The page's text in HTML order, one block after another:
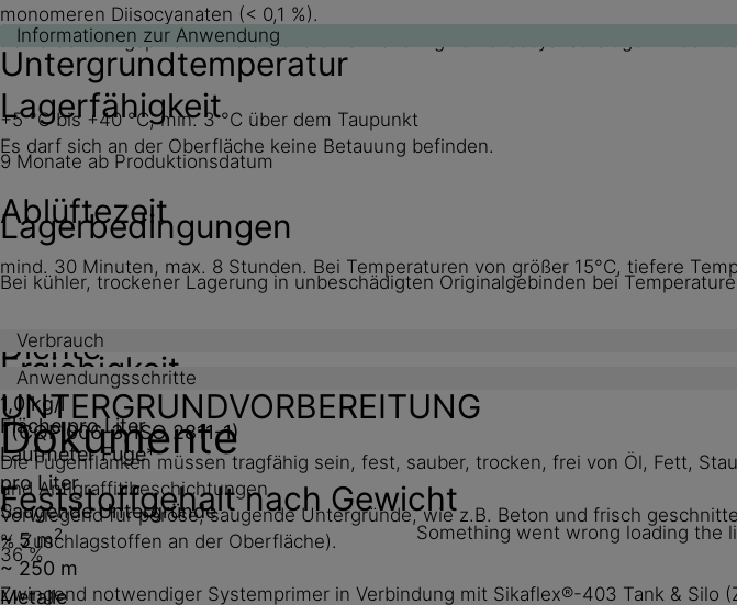
monomeren Diisocyanaten (< 0,1 %).
Keine Schulungspflicht für die sichere Verwendung von diisocyanathaltigen
Lagerfähigkeit
9 Monate ab Produktionsdatum
Lagerbedingungen
Bei kühler, trockener Lagerung in unbeschädigten Originalgebinden bei
Dichte
1,0 kg/l
(CQP 006-3, ISO 2811-1)
Feststoffgehalt nach Gewicht
36 %
Informationen zur Anwendung
Untergrundtemperatur
+5 °C bis +40 °C, min. 3 °C über dem Taupunkt
Es darf sich an der Oberfläche keine Betauung befinden.
Ablüftezeit
mind. 30 Minuten, max. 8 Stunden. Bei Temperaturen von größer 15°C, tiefere
Verbrauch
Ergiebigkeit
Fläche pro Liter
Laufmeter Fuge*
pro Liter
Saugende Untergründe
~ 5 m2
~ 250 m
Metalle
Anwendungsschritte
UNTERGRUNDVORBEREITUNG
Die Fugenflanken müssen tragfähig sein, fest, sauber, trocken, frei von Öl, Fett,
und Antigraffitibeschichtungen.
Vorwiegend für poröse, saugende Untergründe, wie z.B. Beton und frisch
% Zuschlagstoffen an der Oberfläche).
Zwingend notwendiger Systemprimer in Verbindung mit Sikaflex®-403 Tank & Silo
Dokumente
Something went wrong loading the